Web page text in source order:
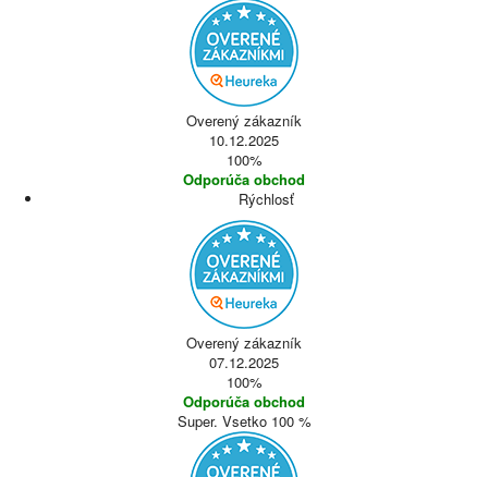
Overený zákazník
10.12.2025
100%
Odporúča obchod
Rýchlosť
Overený zákazník
07.12.2025
100%
Odporúča obchod
Super. Vsetko 100 %